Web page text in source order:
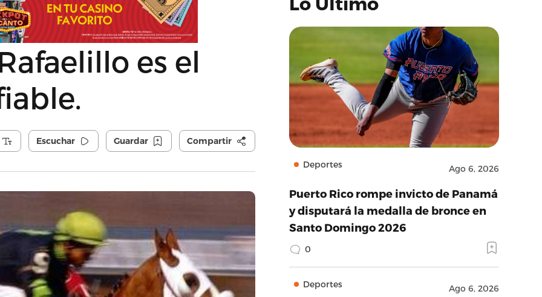
es el
Escuchar Guardar Compartir
Deportes Ago 6, 2026
Puerto Rico rompe invicto de Panamá
y disputará la medalla de bronce en
Santo Domingo 2026
0
Deportes Ago 6, 2026